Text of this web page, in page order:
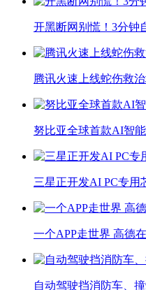
开黑断网别慌！3分钟
腾讯火速上线蛇伤救
努比亚全球首款AI智
三星正开发AI PC专用
一个APP走世界 高德
自动驾驶挡消防车、